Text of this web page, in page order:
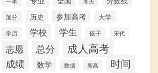
加分 历史 参加高考 大学
学历 学校 学生 孩子 宋代
志愿 总分 成人高考
成绩 数学 数据 新高 时间